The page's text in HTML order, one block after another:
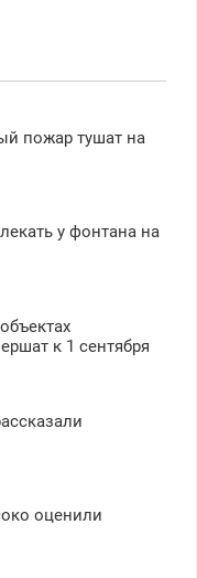
пожар тушат на
у фонтана на
к 1 сентября
оценили